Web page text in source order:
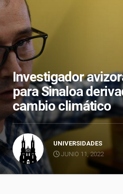
Investigador
para Sinaloa
cambio climático
UNIVERSIDADES
JUNIO 11, 2022